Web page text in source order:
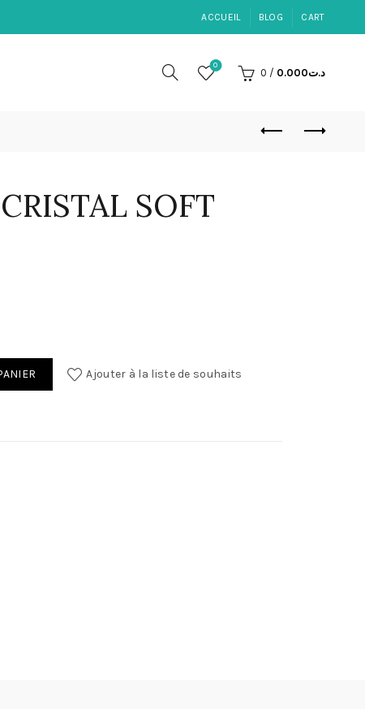
ACCUEIL BLOG CART
0
0 / د.ت0.000
SOFT
SOFT VERT
Ajouter à la liste de souhaits